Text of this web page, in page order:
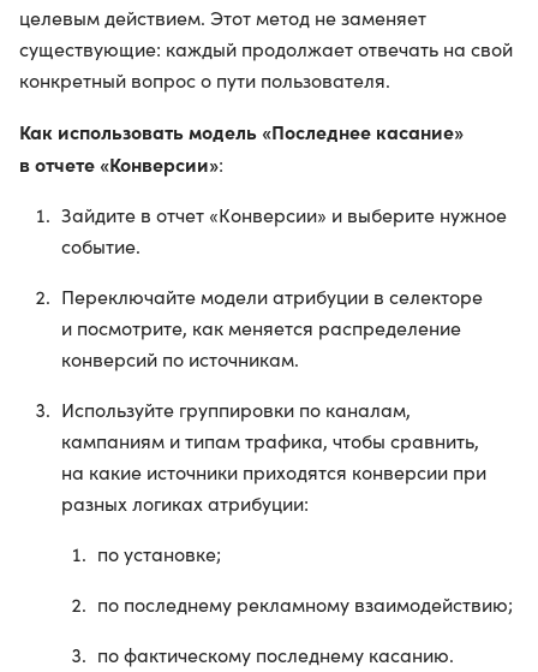
целевым действием. Этот метод не заменяет
существующие: каждый продолжает отвечать на свой
конкретный вопрос о пути пользователя.
Как использовать модель «Последнее касание»
в отчете «Конверсии»:
Зайдите в отчет «Конверсии» и выберите нужное
событие.
Переключайте модели атрибуции в селекторе
и посмотрите, как меняется распределение
конверсий по источникам.
Используйте группировки по каналам,
кампаниям и типам трафика, чтобы сравнить,
на какие источники приходятся конверсии при
разных логиках атрибуции:
по установке;
по последнему рекламному взаимодействию;
по фактическому последнему касанию.